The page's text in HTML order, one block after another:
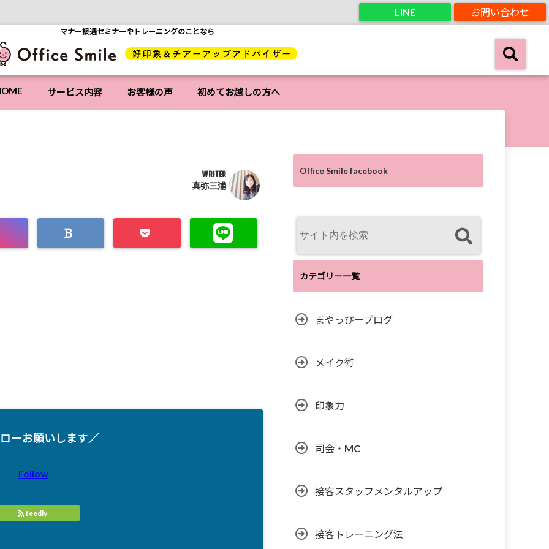
お問い合わせ
LINE
マナー接遇セミナーやトレーニングのことなら
サービス内容 お客様の声 初めてお越しの方へ
WRITER
真弥三浦
ーお願いします／
Follow
feedly
Office Smile facebook
カテゴリー一覧
まやっぴーブログ
メイク術
印象力
司会・MC
接客スタッフメンタルアップ
接客トレーニング法